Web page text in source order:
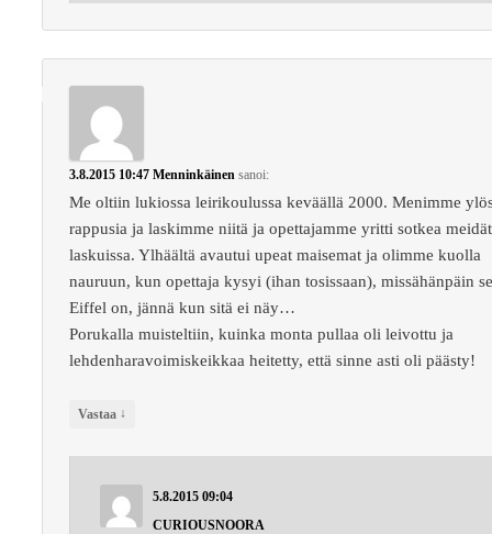
3.8.2015 10:47 Menninkäinen sanoi:
Me oltiin lukiossa leirikoulussa keväällä 2000. Menimme
rappusia ja laskimme niitä ja opettajamme yritti sotkea meidät
laskuissa. Ylhäältä avautui upeat maisemat ja olimme kuolla
nauruun, kun opettaja kysyi (ihan tosissaan), missähänpäin
Eiffel on, jännä kun sitä ei näy…
Porukalla muisteltiin, kuinka monta pullaa oli leivottu ja
lehdenharavoimiskeikkaa heitetty, että sinne asti oli päästy!
Vastaa ↓
5.8.2015 09:04
CURIOUSNOORA